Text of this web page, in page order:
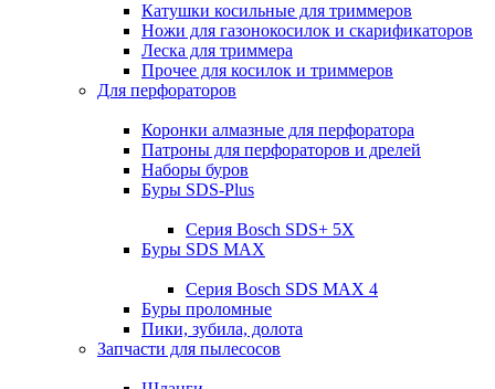
Катушки косильные для триммеров
Ножи для газонокосилок и скарификаторов
Леска для триммера
Прочее для косилок и триммеров
Для перфораторов
Коронки алмазные для перфоратора
Патроны для перфораторов и дрелей
Наборы буров
Буры SDS-Plus
Серия Bosch SDS+ 5X
Буры SDS MAX
Серия Bosch SDS MAX 4
Буры проломные
Пики, зубила, долота
Запчасти для пылесосов